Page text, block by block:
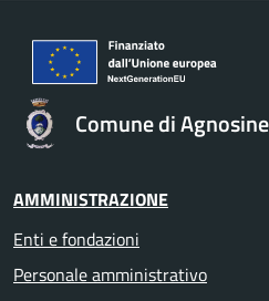
Comune di Agnosine
AMMINISTRAZIONE
Enti e fondazioni
Personale amministrativo